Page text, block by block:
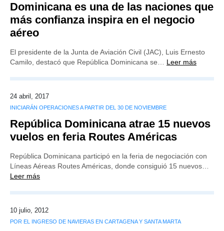
Dominicana es una de las naciones que
más confianza inspira en el negocio
aéreo
El presidente de la Junta de Aviación Civil (JAC), Luis Ernesto
Camilo, destacó que República Dominicana se… Leer más
24 abril, 2017
INICIARÁN OPERACIONES A PARTIR DEL 30 DE NOVIEMBRE
República Dominicana atrae 15 nuevos
vuelos en feria Routes Américas
República Dominicana participó en la feria de negociación con
Líneas Aéreas Routes Américas, donde consiguió 15 nuevos…
Leer más
10 julio, 2012
POR EL INGRESO DE NAVIERAS EN CARTAGENA Y SANTA MARTA